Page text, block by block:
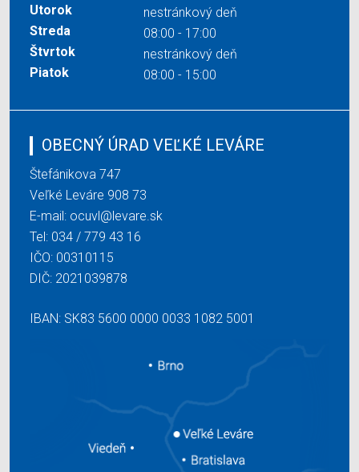
Utorok
nestránkový deň
Streda
08:00 - 17:00
Štvrtok
nestránkový deň
Piatok
08:00 - 15:00
OBECNÝ ÚRAD VEĽKÉ LEVÁRE
Štefánikova 747
Veľké Leváre 908 73
E-mail: ocuvl@levare.sk
Tel: 034 / 779 43 16
IČO: 00310115
DIČ: 2021039878
IBAN: SK83 5600 0000 0033 1082 5001